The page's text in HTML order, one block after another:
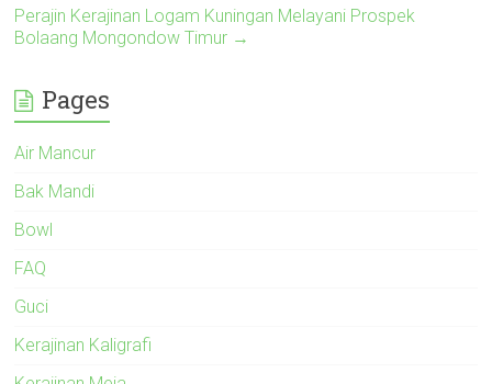
Perajin Kerajinan Logam Kuningan Melayani Prospek
Bolaang Mongondow Timur →
Pages
Air Mancur
Bak Mandi
Bowl
FAQ
Guci
Kerajinan Kaligrafi